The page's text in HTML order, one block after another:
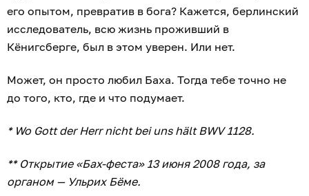
его опытом, превратив в бога? Кажется, берлинский
исследователь, всю жизнь проживший в
Кёнигсберге, был в этом уверен. Или нет.
Может, он просто любил Баха. Тогда тебе точно не
до того, кто, где и что подумает.
* Wo Gott der Herr nicht bei uns hält BWV 1128.
** Открытие «Бах-феста» 13 июня 2008 года, за
органом — Ульрих Бёме.